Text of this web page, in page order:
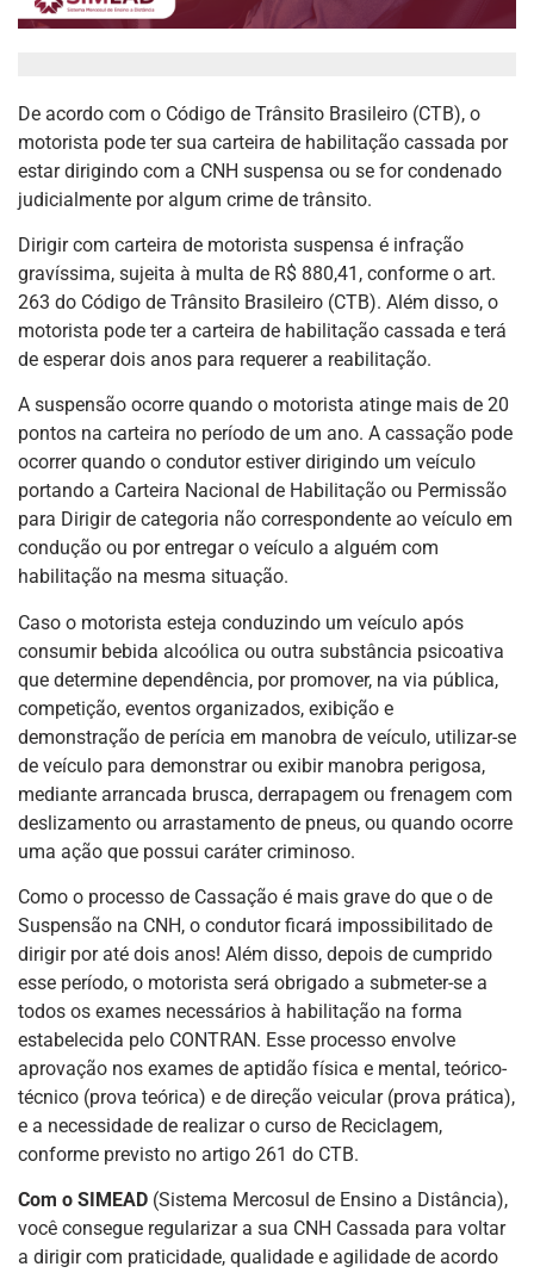
De acordo com o Código de Trânsito Brasileiro (CTB), o
motorista pode ter sua carteira de habilitação cassada por
estar dirigindo com a CNH suspensa ou se for condenado
judicialmente por algum crime de trânsito.
Dirigir com carteira de motorista suspensa é infração
gravíssima, sujeita à multa de R$ 880,41, conforme o art.
263 do Código de Trânsito Brasileiro (CTB). Além disso, o
motorista pode ter a carteira de habilitação cassada e terá
de esperar dois anos para requerer a reabilitação.
A suspensão ocorre quando o motorista atinge mais de 20
pontos na carteira no período de um ano. A cassação pode
ocorrer quando o condutor estiver dirigindo um veículo
portando a Carteira Nacional de Habilitação ou Permissão
para Dirigir de categoria não correspondente ao veículo em
condução ou por entregar o veículo a alguém com
habilitação na mesma situação.
Caso o motorista esteja conduzindo um veículo após
consumir bebida alcoólica ou outra substância psicoativa
que determine dependência, por promover, na via pública,
competição, eventos organizados, exibição e
demonstração de perícia em manobra de veículo, utilizar-se
de veículo para demonstrar ou exibir manobra perigosa,
mediante arrancada brusca, derrapagem ou frenagem com
deslizamento ou arrastamento de pneus, ou quando ocorre
uma ação que possui caráter criminoso.
Como o processo de Cassação é mais grave do que o de
Suspensão na CNH, o condutor ficará impossibilitado de
dirigir por até dois anos! Além disso, depois de cumprido
esse período, o motorista será obrigado a submeter-se a
todos os exames necessários à habilitação na forma
estabelecida pelo CONTRAN. Esse processo envolve
aprovação nos exames de aptidão física e mental, teórico-
técnico (prova teórica) e de direção veicular (prova prática),
e a necessidade de realizar o curso de Reciclagem,
conforme previsto no artigo 261 do CTB.
Com o SIMEAD (Sistema Mercosul de Ensino a Distância),
você consegue regularizar a sua CNH Cassada para voltar
a dirigir com praticidade, qualidade e agilidade de acordo